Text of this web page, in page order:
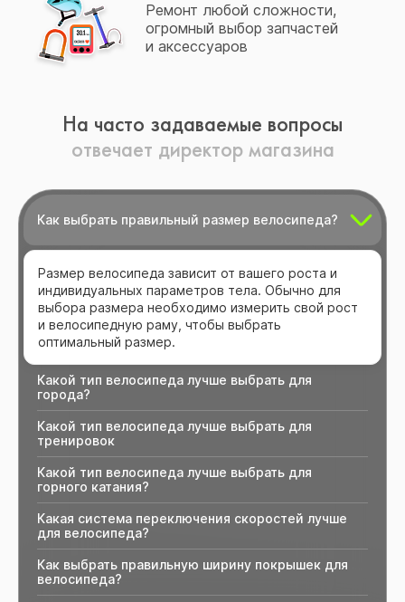
Ремонт любой сложности,
огромный выбор запчастей
и аксессуаров
На часто задаваемые вопросы
отвечает директор магазина
Как выбрать правильный размер велосипеда?
Размер велосипеда зависит от вашего роста и
индивидуальных параметров тела. Обычно для
выбора размера необходимо измерить свой рост
и велосипедную раму, чтобы выбрать
оптимальный размер.
Какой тип велосипеда лучше выбрать для
города?
Какой тип велосипеда лучше выбрать для
тренировок
Какой тип велосипеда лучше выбрать для
горного катания?
Какая система переключения скоростей лучше
для велосипеда?
Как выбрать правильную ширину покрышек для
велосипеда?